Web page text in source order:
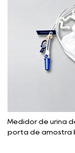
Medidor de urina
porta de amostra